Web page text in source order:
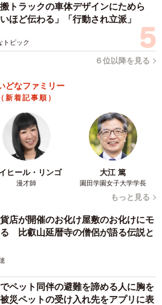
トラックの車体デザインにためら
ほど伝わる」「行動され立派」
トピック
６位以降を見る
どなファミリー
（新着記事順）
ヒール・リンゴ
漫才師
大江 篤
園田学園女子大学学長
もっと見る
店が開催のお化け屋敷のお化けにモ
比叡山延暦寺の僧侶が語る伝説と
ペット同伴の避難を諦める人に胸を
ペットの受け入れ先をアプリに表